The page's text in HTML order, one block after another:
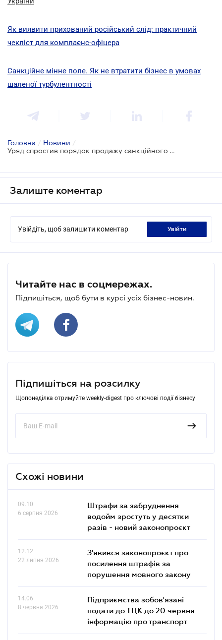
Як виявити прихований російський слід: практичний
чекліст для комплаєнс-офіцера
Санкційне мінне поле. Як не втратити бізнес в умовах
шаленої турбулентності
Головна / Новини /
Уряд спростив порядок продажу санкційного майна
Залиште коментар
Увійдіть, щоб залишити коментар увійти
Читайте нас в соцмережах.
Підпишіться, щоб бути в курсі усіх бізнес-новин.
Підпишіться на розсилку
Щопонеділка отримуйте weekly-digest про ключові події бізнесу
Схожі новини
09.10
6 серпня 2026
Штрафи за забруднення
водойм зростуть у десятки
разів - новий законопроєкт
12.12
22 липня 2026
З'явився законопроєкт про
посилення штрафів за
порушення мовного закону
14.06
8 червня 2026
Підприємства зобов'язані
подати до ТЦК до 20 червня
інформацію про транспорт